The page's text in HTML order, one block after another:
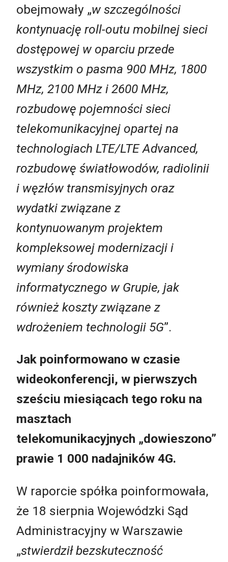
obejmowały „w szczególności
kontynuację roll-outu mobilnej sieci
dostępowej w oparciu przede
wszystkim o pasma 900 MHz, 1800
MHz, 2100 MHz i 2600 MHz,
rozbudowę pojemności sieci
telekomunikacyjnej opartej na
technologiach LTE/LTE Advanced,
rozbudowę światłowodów, radiolinii
i węzłów transmisyjnych oraz
wydatki związane z
kontynuowanym projektem
kompleksowej modernizacji i
wymiany środowiska
informatycznego w Grupie, jak
również koszty związane z
wdrożeniem technologii 5G”.
Jak poinformowano w czasie
wideokonferencji, w pierwszych
sześciu miesiącach tego roku na
masztach
telekomunikacyjnych „dowieszono”
prawie 1 000 nadajników 4G.
W raporcie spółka poinformowała,
że 18 sierpnia Wojewódzki Sąd
Administracyjny w Warszawie
„stwierdził bezskuteczność